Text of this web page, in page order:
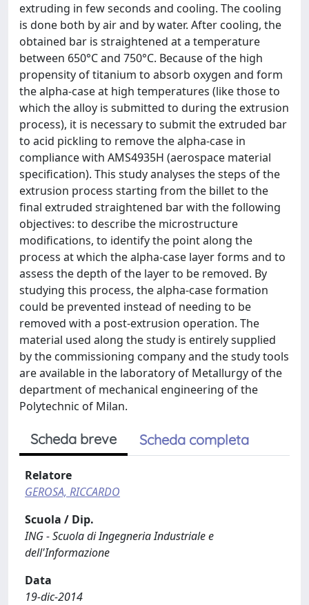
extruding in few seconds and cooling. The cooling
is done both by air and by water. After cooling, the
obtained bar is straightened at a temperature
between 650°C and 750°C. Because of the high
propensity of titanium to absorb oxygen and form
the alpha-case at high temperatures (like those to
which the alloy is submitted to during the extrusion
process), it is necessary to submit the extruded bar
to acid pickling to remove the alpha-case in
compliance with AMS4935H (aerospace material
specification). This study analyses the steps of the
extrusion process starting from the billet to the
final extruded straightened bar with the following
objectives: to describe the microstructure
modifications, to identify the point along the
process at which the alpha-case layer forms and to
assess the depth of the layer to be removed. By
studying this process, the alpha-case formation
could be prevented instead of needing to be
removed with a post-extrusion operation. The
material used along the study is entirely supplied
by the commissioning company and the study tools
are available in the laboratory of Metallurgy of the
department of mechanical engineering of the
Polytechnic of Milan.
Scheda breve Scheda completa
Relatore
GEROSA, RICCARDO
Scuola / Dip.
ING - Scuola di Ingegneria Industriale e
dell'Informazione
Data
19-dic-2014